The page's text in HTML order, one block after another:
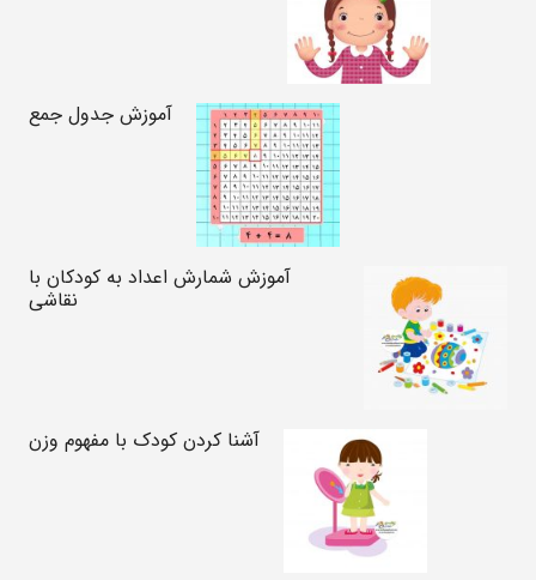
آموزش جدول جمع
آموزش شمارش اعداد به کودکان با
نقاشی
آشنا کردن کودک با مفهوم وزن